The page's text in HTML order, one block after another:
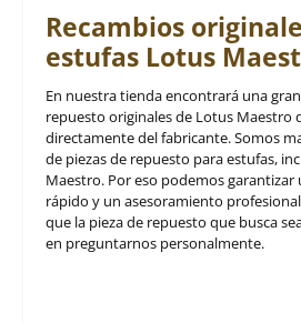
Recambios
estufas Lotus
En nuestra tienda encontrará una
repuesto originales de Lotus Maestro
directamente del fabricante. Somos
de piezas de repuesto para estufas,
Maestro. Por eso podemos
rápido y un asesoramiento
que la pieza de repuesto que busca
en preguntarnos personalmente.